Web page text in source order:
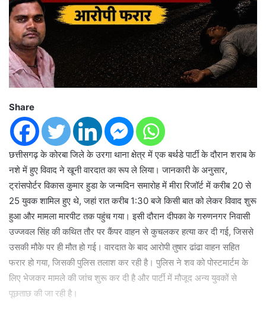
Share
छत्तीसगढ़ के कोरबा जिले के उरगा थाना क्षेत्र में एक बर्थडे पार्टी के दौरान शराब के
नशे में हुए विवाद ने खूनी वारदात का रूप ले लिया। जानकारी के अनुसार,
ट्रांसपोर्टर विकास कुमार हुडा के जन्मदिन समारोह में मीरा रिजॉर्ट में करीब 20 से
25 युवक शामिल हुए थे, जहां रात करीब 1:30 बजे किसी बात को लेकर विवाद शुरू
हुआ और मामला मारपीट तक पहुंच गया। इसी दौरान दीपका के गरुणनगर निवासी
उज्जवल सिंह की कथित तौर पर कैंपर वाहन से कुचलकर हत्या कर दी गई, जिससे
उसकी मौके पर ही मौत हो गई। वारदात के बाद आरोपी तुषार ढांढा वाहन सहित
फरार हो गया, जिसकी पुलिस तलाश कर रही है। पुलिस ने शव को पोस्टमार्टम के
लिए भेजकर मामले की जांच शुरू कर दी है और पार्टी में मौजूद अन्य युवकों से
पूछताछ की जा रही है।